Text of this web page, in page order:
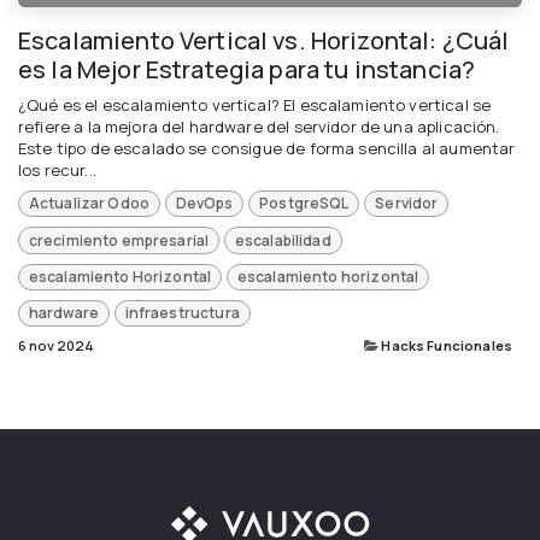
Escalamiento Vertical vs. Horizontal: ¿Cuál
es la Mejor Estrategia para tu instancia?
¿Qué es el escalamiento vertical? El escalamiento vertical se
refiere a la mejora del hardware del servidor de una aplicación.
Este tipo de escalado se consigue de forma sencilla al aumentar
los recur...
Actualizar Odoo DevOps PostgreSQL
Servidor
crecimiento empresarial
escalabilidad
escalamiento Horizontal
escalamiento horizontal
hardware
infraestructura
6 nov 2024 Hacks Funcionales